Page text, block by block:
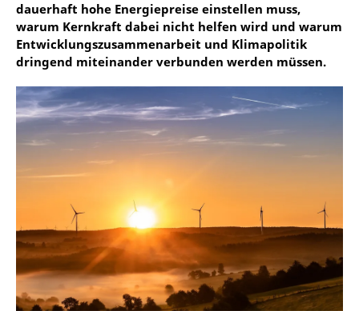
dauerhaft hohe Energiepreise einstellen muss,
warum Kernkraft dabei nicht helfen wird und warum
Entwicklungszusammenarbeit und Klimapolitik
dringend miteinander verbunden werden müssen.